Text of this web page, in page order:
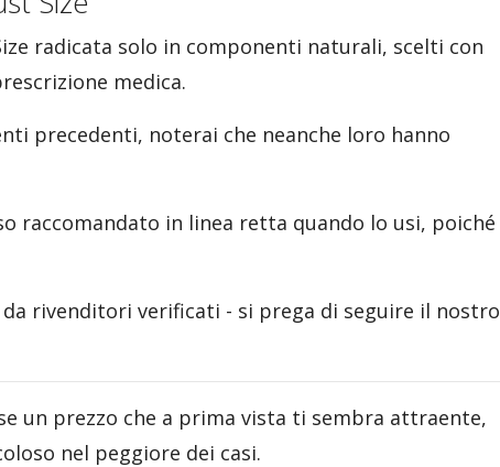
radicata solo in componenti naturali, scelti con
medica.
precedenti, noterai che neanche loro hanno
raccomandato in linea retta quando lo usi, poiché
rivenditori verificati - si prega di seguire il nostro
un prezzo che a prima vista ti sembra attraente,
nel peggiore dei casi.